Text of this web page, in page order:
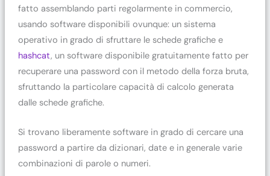
fatto assemblando parti regolarmente in commercio,
usando software disponibili ovunque: un sistema
operativo in grado di sfruttare le schede grafiche e
hashcat, un software disponibile gratuitamente fatto per
recuperare una password con il metodo della forza bruta,
sfruttando la particolare capacità di calcolo generata
dalle schede grafiche.
Si trovano liberamente software in grado di cercare una
password a partire da dizionari, date e in generale varie
combinazioni di parole o numeri.